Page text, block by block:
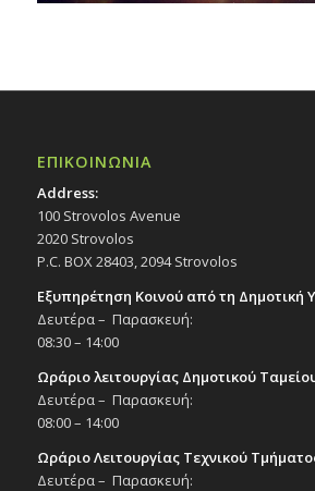
ΕΠΙΚΟΙΝΩΝΙΑ
Address:
100 Strovolos Avenue
2020 Strovolos
P.C. BOX 28403, 2094 Strovolos
Εξυπηρέτηση Κοινού από τη Δημοτική
Δευτέρα – Παρασκευή:
08:30 – 14:00
Ωράριο λειτουργίας Δημοτικού
Δευτέρα – Παρασκευή:
08:00 – 14:00
Ωράριο Λειτουργίας Τεχνικού
Δευτέρα – Παρασκευή: